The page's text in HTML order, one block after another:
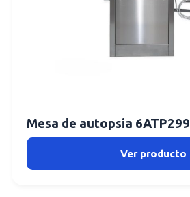
Mesa de autopsia 6ATP299
Ver producto